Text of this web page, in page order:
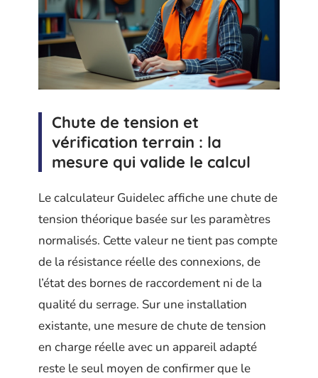
Chute de tension et
vérification terrain : la
mesure qui valide le calcul
Le calculateur Guidelec affiche une chute de
tension théorique basée sur les paramètres
normalisés. Cette valeur ne tient pas compte
de la résistance réelle des connexions, de
l’état des bornes de raccordement ni de la
qualité du serrage. Sur une installation
existante, une mesure de chute de tension
en charge réelle avec un appareil adapté
reste le seul moyen de confirmer que le